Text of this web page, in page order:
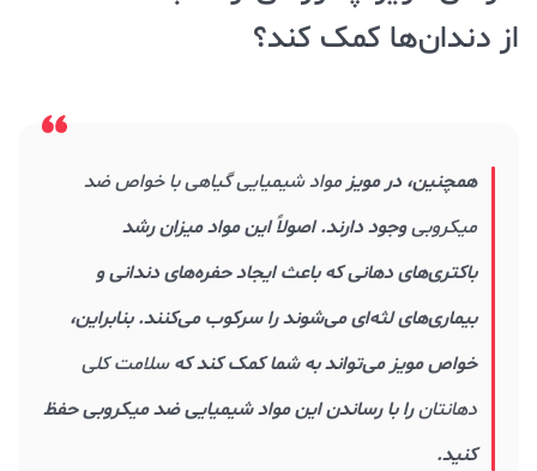
از دندان‌ها کمک کند؟
همچنین، در مویزمواد شیمیایی گیاهی با خواص ضد
میکروبیوجود دارند. اصولاً این مواد میزان رشد
باکتری‌های دهانی که باعث ایجاد حفره‌های دندانی و
بیماری‌های لثه‌ای می‌شوند را سرکوب می‌کنند. بنابراین،
خواص مویز می‌تواند به شما کمک کند کهسلامت کلی
دهانتانرا با رساندن این مواد شیمیایی ضد میکروبی حفظ
کنید.